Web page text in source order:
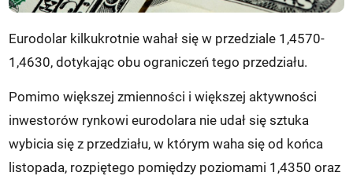
Eurodolar kilkukrotnie wahał się w przedziale 1,4570-
1,4630, dotykając obu ograniczeń tego przedziału.
Pomimo większej zmienności i większej aktywności
inwestorów rynkowi eurodolara nie udał się sztuka
wybicia się z przedziału, w którym waha się od końca
listopada, rozpiętego pomiędzy poziomami 1,4350 oraz